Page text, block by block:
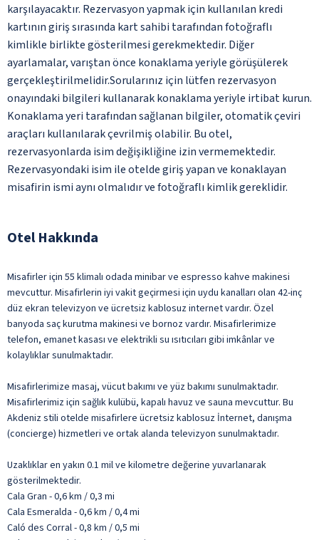
karşılayacaktır. Rezervasyon yapmak için kullanılan kredi
kartının giriş sırasında kart sahibi tarafından fotoğraflı
kimlikle birlikte gösterilmesi gerekmektedir. Diğer
ayarlamalar, varıştan önce konaklama yeriyle görüşülerek
gerçekleştirilmelidir.Sorularınız için lütfen rezervasyon
onayındaki bilgileri kullanarak konaklama yeriyle irtibat kurun.
Konaklama yeri tarafından sağlanan bilgiler, otomatik çeviri
araçları kullanılarak çevrilmiş olabilir. Bu otel,
rezervasyonlarda isim değişikliğine izin vermemektedir.
Rezervasyondaki isim ile otelde giriş yapan ve konaklayan
misafirin ismi aynı olmalıdır ve fotoğraflı kimlik gereklidir.
Otel Hakkında
Misafirler için 55 klimalı odada minibar ve espresso kahve makinesi
mevcuttur. Misafirlerin iyi vakit geçirmesi için uydu kanalları olan 42-inç
düz ekran televizyon ve ücretsiz kablosuz internet vardır. Özel
banyoda saç kurutma makinesi ve bornoz vardır. Misafirlerimize
telefon, emanet kasası ve elektrikli su ısıtıcıları gibi imkânlar ve
kolaylıklar sunulmaktadır.
Misafirlerimize masaj, vücut bakımı ve yüz bakımı sunulmaktadır.
Misafirlerimiz için sağlık kulübü, kapalı havuz ve sauna mevcuttur. Bu
Akdeniz stili otelde misafirlere ücretsiz kablosuz İnternet, danışma
(concierge) hizmetleri ve ortak alanda televizyon sunulmaktadır.
Uzaklıklar en yakın 0.1 mil ve kilometre değerine yuvarlanarak
gösterilmektedir.
Cala Gran - 0,6 km / 0,3 mi
Cala Esmeralda - 0,6 km / 0,4 mi
Caló des Corral - 0,8 km / 0,5 mi